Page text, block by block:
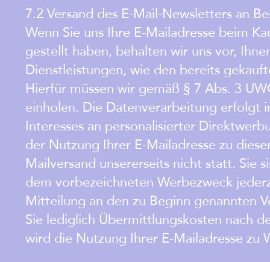
7.2 Versand des E-Mail-Newsletters an
Wenn Sie uns Ihre E-Mailadresse beim
gestellt haben, behalten wir uns vor,
Dienstleistungen, wie den bereits
Hierfür müssen wir gemäß § 7 Abs. 3
einholen. Die Datenverarbeitung erfolgt
Interesses an personalisierter
der Nutzung Ihrer E-Mailadresse zu
Mailversand unsererseits nicht statt. Sie
dem vorbezeichneten Werbezweck
Mitteilung an den zu Beginn genannten
Sie lediglich Übermittlungskosten nach
wird die Nutzung Ihrer E-Mailadresse